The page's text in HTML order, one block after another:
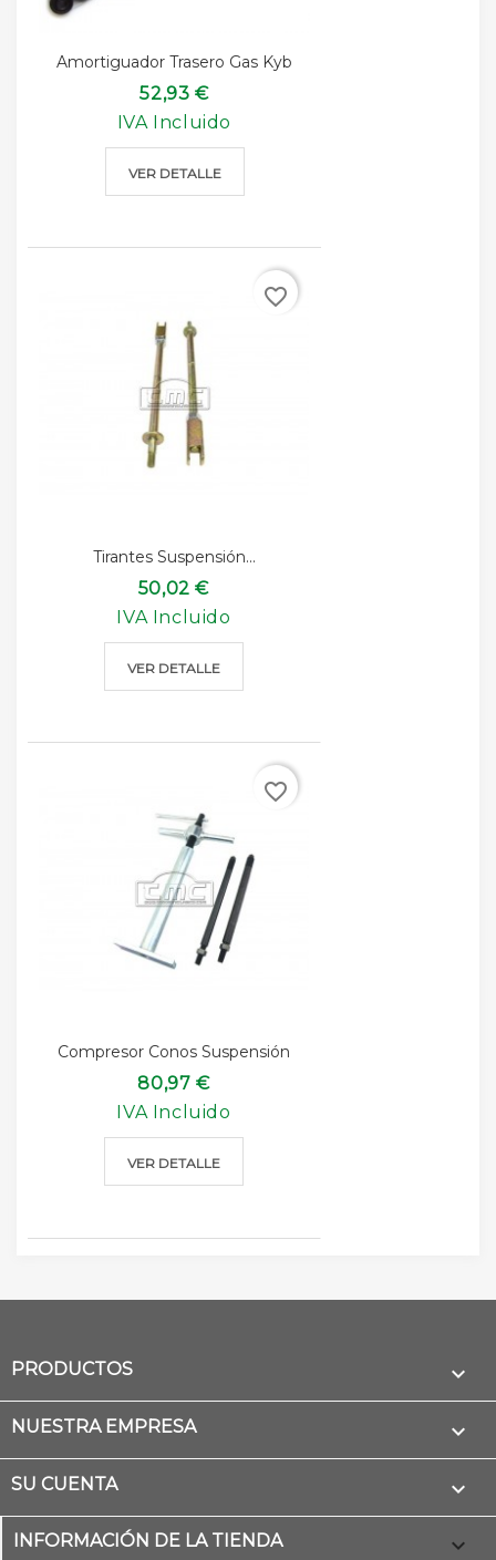
Amortiguador Trasero Gas Kyb
52,93 €
IVA Incluido
VER DETALLE
Tirantes Suspensión...
50,02 €
IVA Incluido
VER DETALLE
favorite_border
Compresor Conos Suspensión
80,97 €
IVA Incluido
VER DETALLE
favorite_border
PRODUCTOS 
NUESTRA EMPRESA 
SU CUENTA 
INFORMACIÓN DE LA TIENDA keyboard_arrow_down